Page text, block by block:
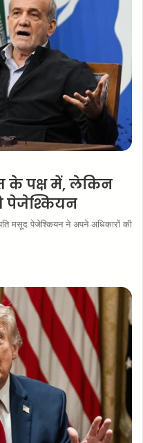
के पक्ष में, लेकिन
पेजेश्कियन
मसूद पेजेश्कियन ने अपने अधिकारों की